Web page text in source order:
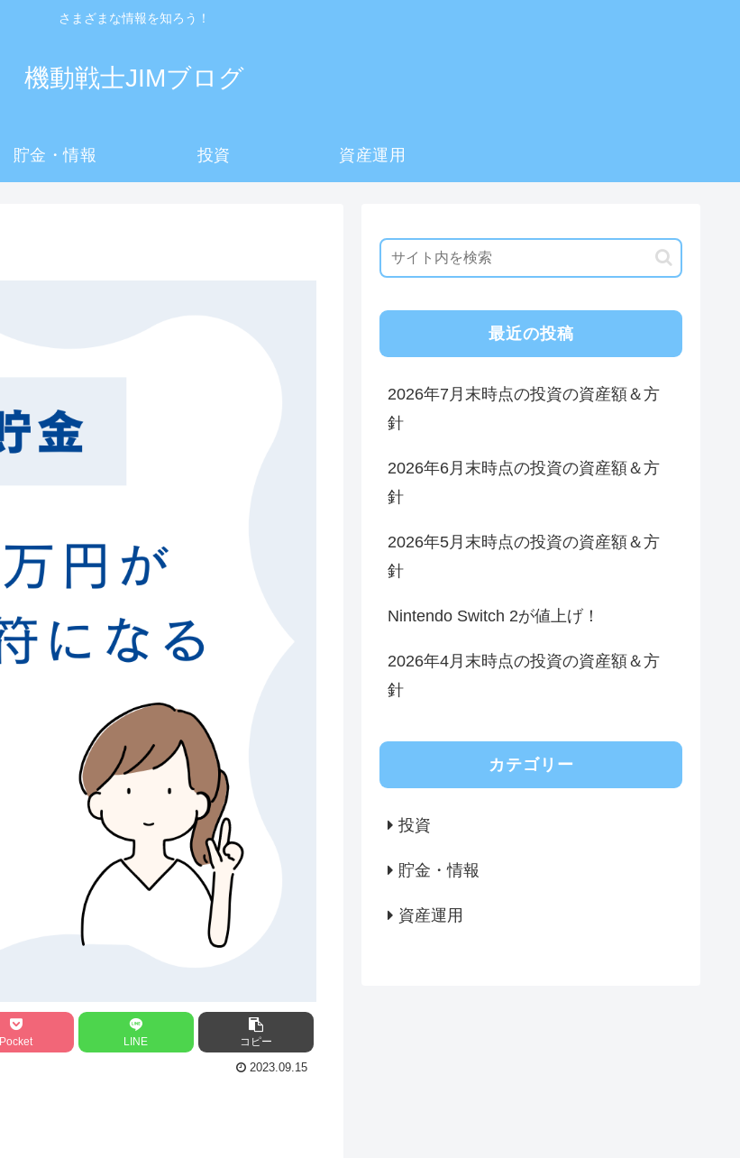
さまざまな情報を知ろう！
機動戦士JIMブログ
貯金・情報 投資 資産運用
Pocket LINE コピー
2023.09.15
最近の投稿
2026年7月末時点の投資の資産額＆方
針
2026年6月末時点の投資の資産額＆方
針
2026年5月末時点の投資の資産額＆方
針
Nintendo Switch 2が値上げ！
2026年4月末時点の投資の資産額＆方
針
カテゴリー
投資
貯金・情報
資産運用